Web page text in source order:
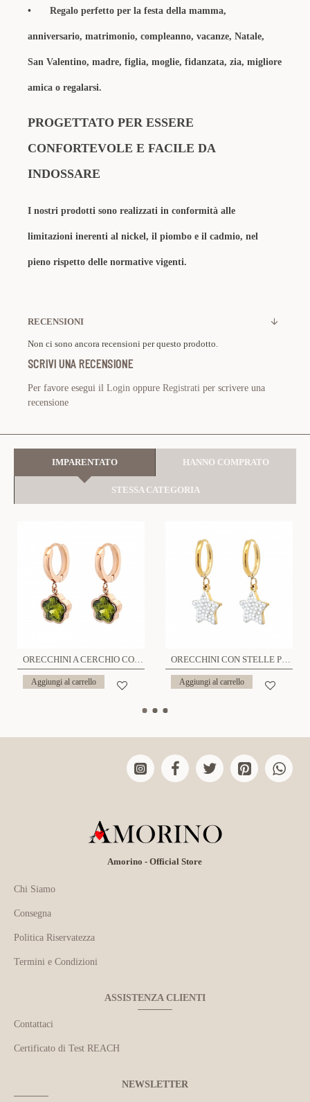
• Regalo perfetto per la festa della mamma,
anniversario, matrimonio, compleanno, vacanze, Natale,
San Valentino, madre, figlia, moglie, fidanzata, zia, migliore
amica o regalarsi.
PROGETTATO PER ESSERE
CONFORTEVOLE E FACILE DA
INDOSSARE
I nostri prodotti sono realizzati in conformità alle
limitazioni inerenti al nickel, il piombo e il cadmio, nel
pieno rispetto delle normative vigenti.
RECENSIONI
Non ci sono ancora recensioni per questo prodotto.
SCRIVI UNA RECENSIONE
Per favore esegui il Login oppure Registrati per scrivere una
recensione
IMPARENTATO HANNO COMPRATO
STESSA CATEGORIA
ORECCHINI A CERCHIO CON FIORE IN ZIRCONIA - PS1971664C88
Aggiungi al carrello
ORECCHINI CON STELLE PENDENTE - JN21621656C46
Aggiungi al carrello
Amorino - Official Store
Chi Siamo
Consegna
Politica Riservatezza
Termini e Condizioni
ASSISTENZA CLIENTI
Contattaci
Certificato di Test REACH
NEWSLETTER